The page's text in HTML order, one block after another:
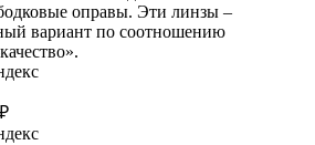
оправы. Эти линзы –
вариант по соотношению